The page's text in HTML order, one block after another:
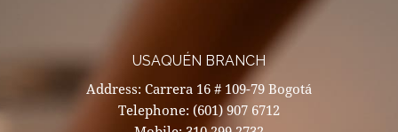
USAQUÉN BRANCH
Address: Carrera 16 # 109-79 Bogotá
Telephone: (601) 907 6712